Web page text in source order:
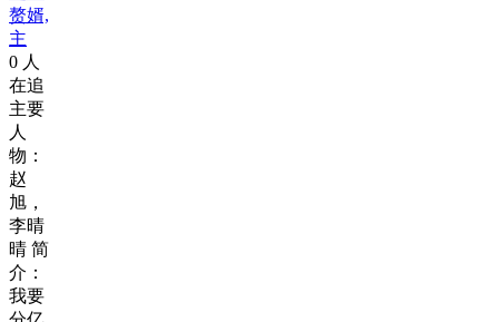
赘婿,
主
0 人
在追
主要
人
物：
赵
旭，
李晴
晴 简
介：
我要